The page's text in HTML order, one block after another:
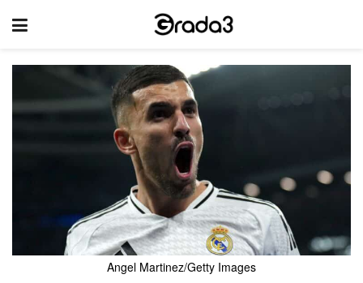
Angel Martinez/Getty Images